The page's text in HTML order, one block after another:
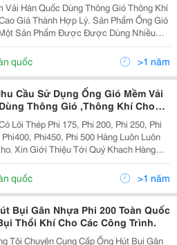
Vải Hàn Quốc Dùng Thông Gió Thông Khí
Hợp Lý. Sản Phẩm Ống Gió
Sản Phẩm Được Được Dùng Nhiều
Thống Như Hệ Thống Thông Gió, Hệ
Thống Dẫn Hơi,&Hellip; Chúng Có
quốc >1 năm
Cầu Sử Dụng Ống Gió Mềm Vải
Thông Gió ,Thông Khí Cho
Rất Đa Dạng.
Lõi Thép Phi 175, Phi 200, Phi 250, Phi
Phi450, Phi 500 Hàng Luôn Luôn
Hàng
Chúng Tôi Ống Gió Mềm Vải Không Bảo
quốc >1 năm
Bụi Gân Nhựa Phi 200 Toàn Quốc
Thổi Khí Cho Các Công Trình.
Tôi Chuyên Cung Cấp Ống Hút Bụi Gân